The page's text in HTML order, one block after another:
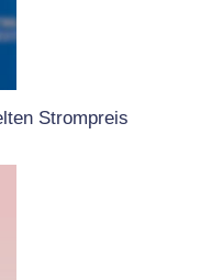
Strompreis